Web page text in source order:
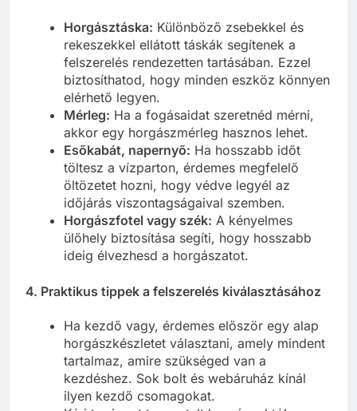
Horgásztáska: Különböző zsebekkel és
rekeszekkel ellátott táskák segítenek a
felszerelés rendezetten tartásában. Ezzel
biztosíthatod, hogy minden eszköz könnyen
elérhető legyen.
Mérleg: Ha a fogásaidat szeretnéd mérni,
akkor egy horgászmérleg hasznos lehet.
Esőkabát, napernyő: Ha hosszabb időt
töltesz a vízparton, érdemes megfelelő
öltözetet hozni, hogy védve legyél az
időjárás viszontagságaival szemben.
Horgászfotel vagy szék: A kényelmes
ülőhely biztosítása segíti, hogy hosszabb
ideig élvezhesd a horgászatot.
4. Praktikus tippek a felszerelés kiválasztásához
Ha kezdő vagy, érdemes először egy alap
horgászkészletet választani, amely mindent
tartalmaz, amire szükséged van a
kezdéshez. Sok bolt és webáruház kínál
ilyen kezdő csomagokat.